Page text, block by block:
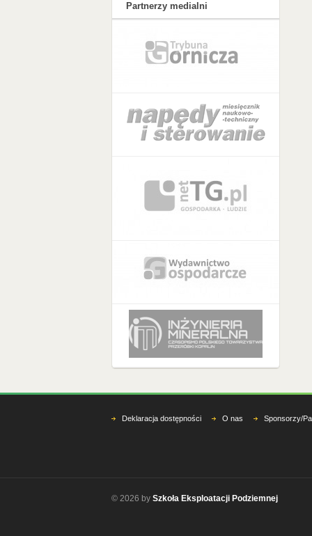
Partnerzy medialni
Deklaracja dostępności O nas Sponsorzy/
© 2026 by Szkoła Eksploatacji Podziemnej